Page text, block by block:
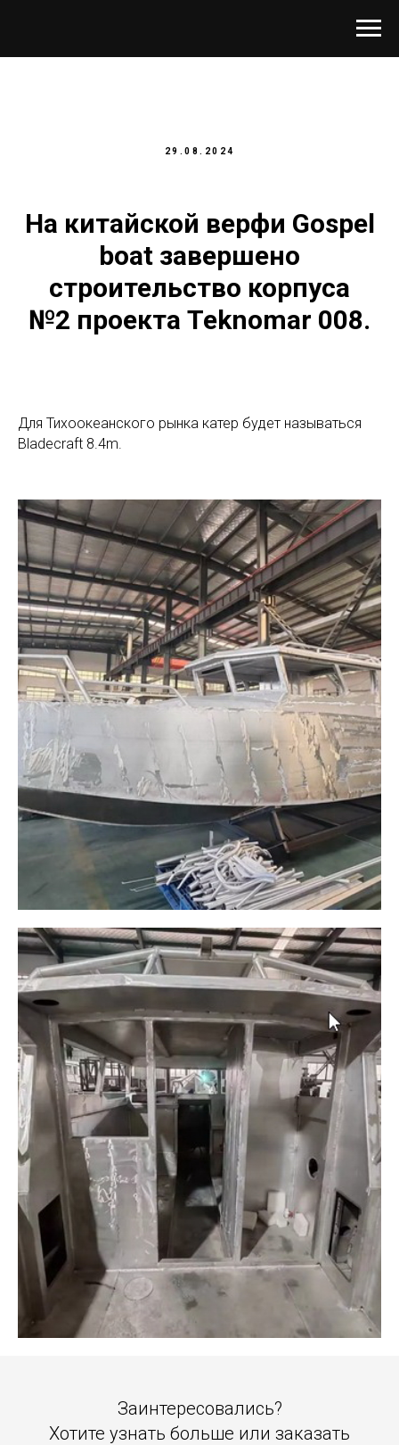
29.08.2024
На китайской верфи Gospel
boat завершено
строительство корпуса
№2 проекта Teknomar 008.
Для Тихоокеанского рынка катер будет называться
Bladecraft 8.4m.
Заинтересовались?
Хотите узнать больше или заказать